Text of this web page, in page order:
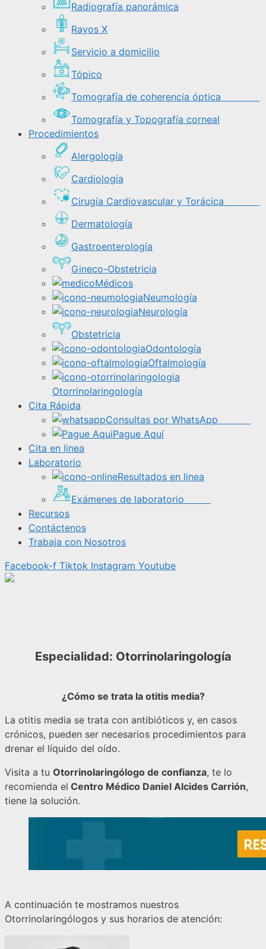
Radiografía panorámica
Rayos X
Servicio a domicilio
Tópico
Tomografía de coherencia óptica
Tomografía y Topografía corneal
Procedimientos
Alergología
Cardiología
Cirugía Cardiovascular y Torácica
Dermatología
Gastroenterología
Gineco-Obstetricia
Médicos
Neumología
Neurología
Obstetricia
Odontología
Oftalmología
Otorrinolaringología
Cita Rápida
Consultas por WhatsApp
Pague Aquí
Cita en linea
Laboratorio
Resultados en linea
Exámenes de laboratorio
Recursos
Contáctenos
Trabaja con Nosotros
Facebook-f Tiktok Instagram Youtube
Especialidad: Otorrinolaringología
¿Cómo se trata la otitis media?
La otitis media se trata con antibióticos y, en casos
crónicos, pueden ser necesarios procedimientos para
drenar el líquido del oído.
Visita a tu Otorrinolaringólogo de confianza, te lo
recomienda el Centro Médico Daniel Alcides Carrión,
tiene la solución.
A continuación te mostramos nuestros
Otorrinolaringólogos y sus horarios de atención: